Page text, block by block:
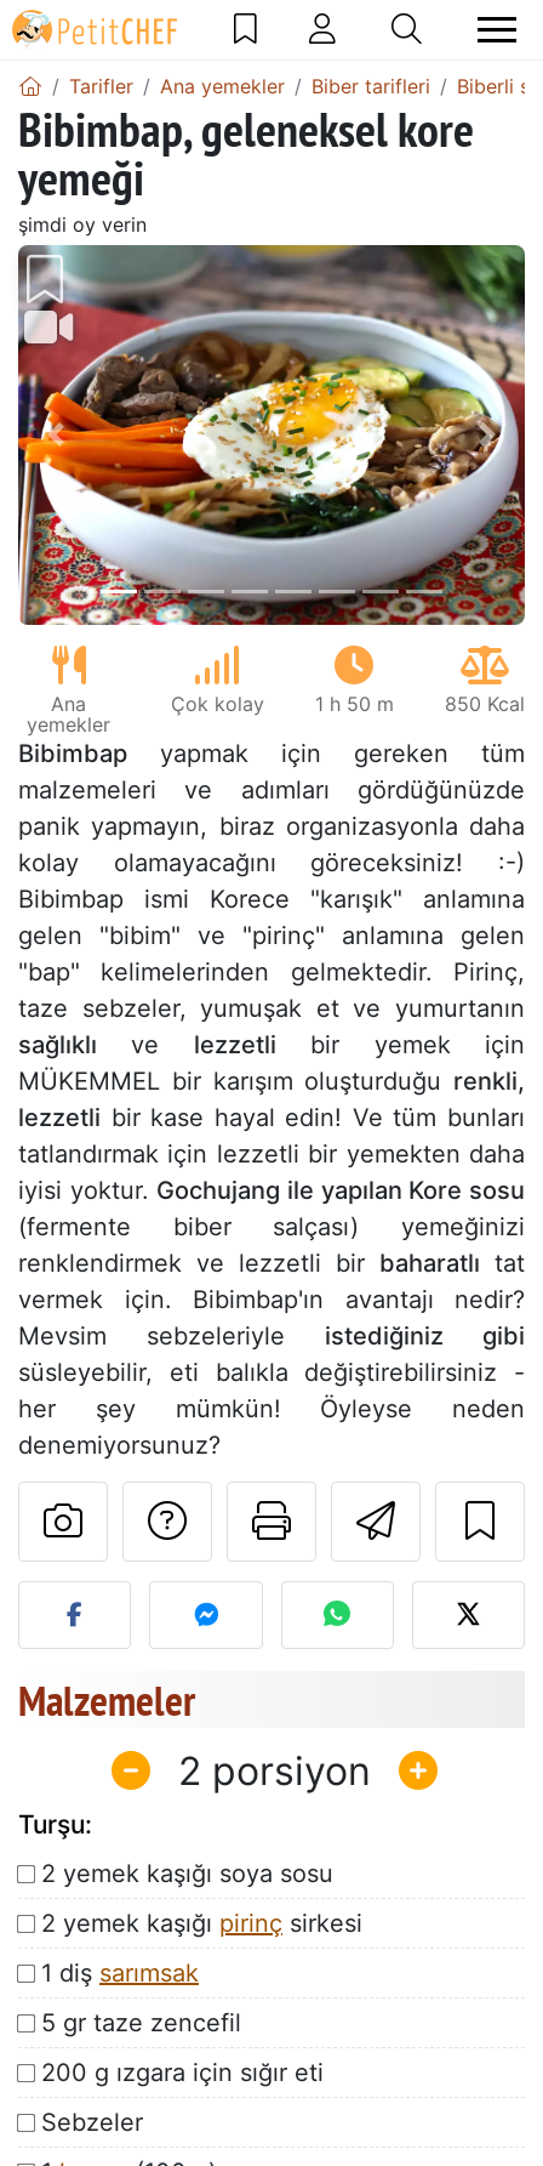
Tarifler Ana yemekler Biber tarifleri Biberli
Bibimbap, geleneksel kore
yemeği
şimdi oy verin
Önceki
Ana
yemekler
Çok kolay 1 h 50 m 850 Kcal
Bibimbap yapmak için gereken tüm
malzemeleri ve adımları gördüğünüzde
panik yapmayın, biraz organizasyonla daha
kolay olamayacağını göreceksiniz! :-)
Bibimbap ismi Korece "karışık" anlamına
gelen "bibim" ve "pirinç" anlamına gelen
"bap" kelimelerinden gelmektedir. Pirinç,
taze sebzeler, yumuşak et ve yumurtanın
sağlıklı ve lezzetli bir yemek için
MÜKEMMEL bir karışım oluşturduğu renkli,
lezzetli bir kase hayal edin! Ve tüm bunları
tatlandırmak için lezzetli bir yemekten daha
iyisi yoktur. Gochujang ile yapılan Kore sosu
(fermente biber salçası) yemeğinizi
renklendirmek ve lezzetli bir baharatlı tat
vermek için. Bibimbap'ın avantajı nedir?
Mevsim sebzeleriyle istediğiniz gibi
süsleyebilir, eti balıkla değiştirebilirsiniz -
her şey mümkün! Öyleyse neden
denemiyorsunuz?
Bu sayfayı
Tarif sahibine bir
Bu tarifin fotoğrafını
Malzemeler
2
Turşu:
2 yemek kaşığı soya sosu
2 yemek kaşığı pirinç sirkesi
1 diş sarımsak
5 gr taze zencefil
200 g ızgara için sığır eti
Sebzeler